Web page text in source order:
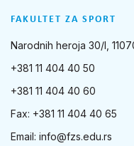
FAKULTET ZA SPORT
Narodnih heroja 30/I,
+381 11 404 40 50
+381 11 404 40 60
Fax: +381 11 404 40 65
Email: info@fzs.edu.rs